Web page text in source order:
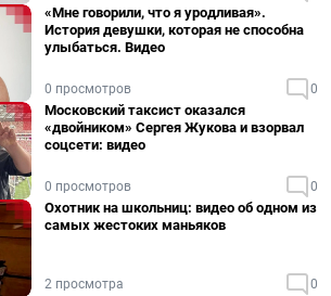
«Мне говорили, что я уродливая».
История девушки, которая не способна
улыбаться. Видео
0 просмотров 0
Московский таксист оказался
«двойником» Сергея Жукова и взорвал
соцсети: видео
0 просмотров 0
Охотник на школьниц: видео об одном из
самых жестоких маньяков
2 просмотра 0